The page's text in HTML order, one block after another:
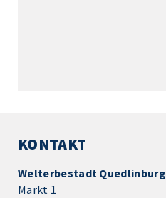
KONTAKT
Welterbestadt Quedlinburg
Markt 1